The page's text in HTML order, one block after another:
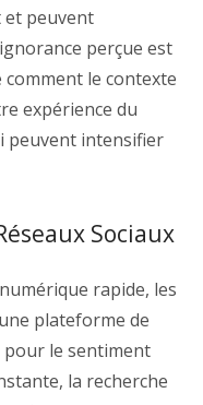
peuvent
perçue est
comment le contexte
expérience du
peuvent intensifier
Sociaux
rapide, les
plateforme de
le sentiment
la recherche